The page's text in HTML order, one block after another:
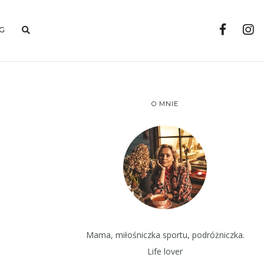
O MNIE
Mama, miłośniczka sportu, podróżniczka.
Life lover